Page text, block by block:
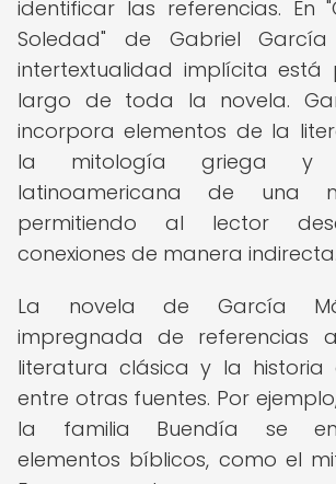
identificar las referencias. En
Soledad" de Gabriel
intertextualidad implícita está
largo de toda la novela.
incorpora elementos de la
la mitología griega y
latinoamericana de una
permitiendo al lector
conexiones de manera indirecta.
La novela de García
impregnada de referencias
literatura clásica y la historia
entre otras fuentes. Por
la familia Buendía se
elementos bíblicos, como el